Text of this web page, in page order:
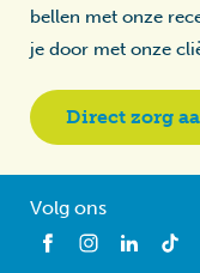
bellen met onze
je door met onze
Direct zorg
Volg ons